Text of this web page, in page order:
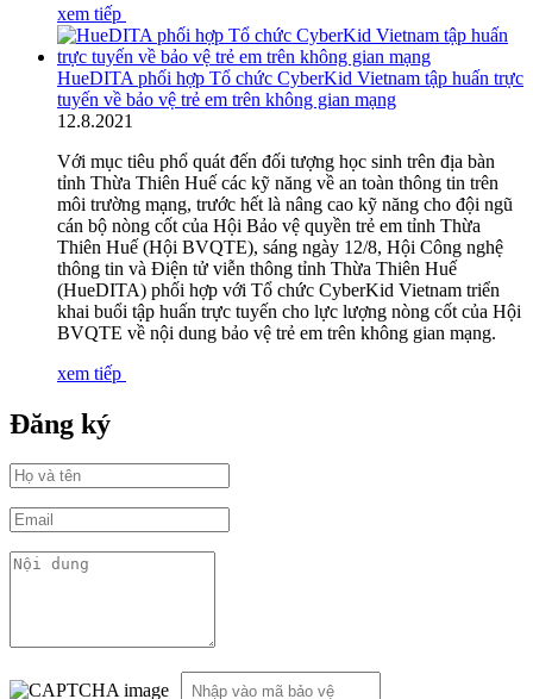
xem tiếp
HueDITA phối hợp Tổ chức CyberKid Vietnam tập huấn trực
tuyến về bảo vệ trẻ em trên không gian mạng
12.8.2021
Với mục tiêu phổ quát đến đối tượng học sinh trên địa bàn
tỉnh Thừa Thiên Huế các kỹ năng về an toàn thông tin trên
môi trường mạng, trước hết là nâng cao kỹ năng cho đội ngũ
cán bộ nòng cốt của Hội Bảo vệ quyền trẻ em tỉnh Thừa
Thiên Huế (Hội BVQTE), sáng ngày 12/8, Hội Công nghệ
thông tin và Điện tử viễn thông tỉnh Thừa Thiên Huế
(HueDITA) phối hợp với Tổ chức CyberKid Vietnam triển
khai buổi tập huấn trực tuyến cho lực lượng nòng cốt của Hội
BVQTE về nội dung bảo vệ trẻ em trên không gian mạng.
xem tiếp
Đăng ký